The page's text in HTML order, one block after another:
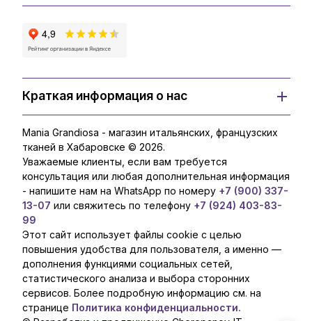
Краткая информация о нас
Mania Grandiosa - магазин итальянских, французских
тканей в Хабаровске © 2026.
Уважаемые клиенты, если вам требуется
консультация или любая дополнительная информация
- напишите нам на WhatsApp по номеру +7 (900) 337-
13-07 или свяжитесь по телефону +7 (924) 403-83-
99
Этот сайт использует файлы cookie с целью
повышения удобства для пользователя, а именно —
дополнения функциями социальных сетей,
статистического анализа и выбора сторонних
сервисов. Более подробную информацию см. на
странице Политика конфиденциальности.